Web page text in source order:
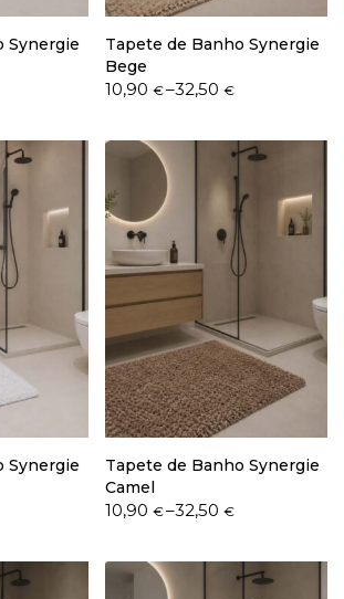
Livro de Reclamações
Synergie
Tapete de Banho Synergie
Bege
10,90 €–32,50 €
Price
through
32,50 €
Synergie
Tapete de Banho Synergie
Camel
10,90 €–32,50 €
Price
through